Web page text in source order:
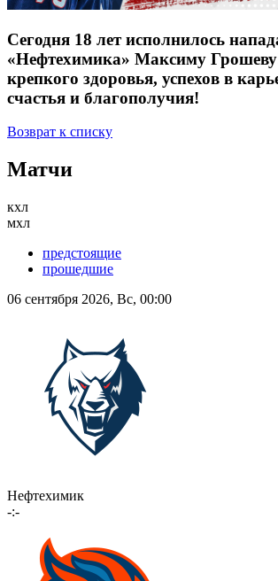
Сегодня 18 лет исполнилось
«Нефтехимика» Максиму
крепкого здоровья, успехов в
счастья и благополучия!
Возврат к списку
Матчи
кхл
мхл
предстоящие
прошедшие
06 сентября 2026, Вс, 00:00
Нефтехимик
-:-